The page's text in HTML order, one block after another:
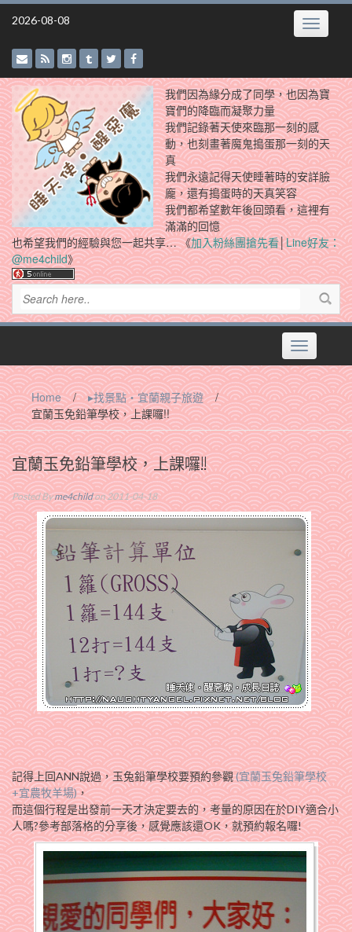
Skip
2026-08-08 Toggle
我們因為緣分成了同學，也因為寶
寶們的降臨而凝聚力量
我們記錄著天使來臨那一刻的感
動，也刻畫著魔鬼搗蛋那一刻的天
真
我們永遠記得天使睡著時的安詳臉
龐，還有搗蛋時的天真笑容
我們都希望數年後回頭看，這裡有
滿滿的回憶
也希望我們的經驗與您一起共享… 《加入粉絲團搶先看│Line好友：
@me4child》
Toggle
navigation
Home / ▸找景點‧宜蘭親子旅遊
/
宜蘭玉免鉛筆學校，上課囉!!
宜蘭玉免鉛筆學校，上課囉!!
Posted Byme4childon 2011-04-18
記得上回ANN說過，玉兔鉛筆學校要預約參觀(宜蘭玉兔鉛筆學校
+宜農牧羊場)，
而這個行程是出發前一天才決定要去的，考量的原因在於DIY適合小
人嗎?參考部落格的分享後，感覺應該還OK，就預約報名囉!